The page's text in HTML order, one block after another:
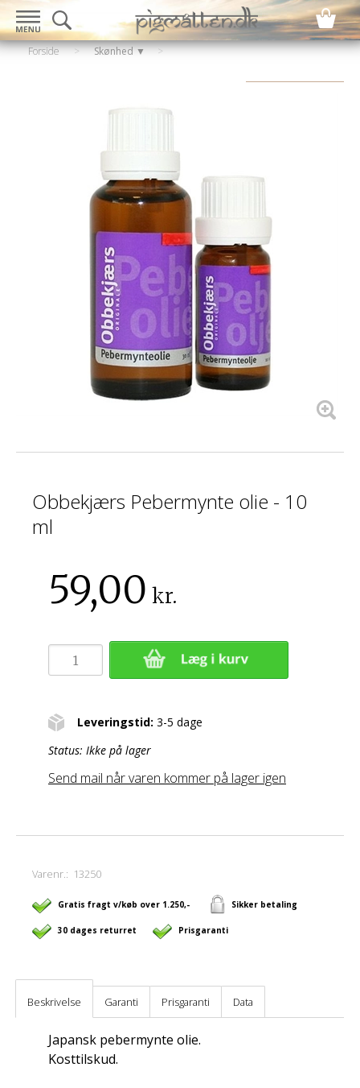
Forside > Skønhed ▼
Obbekjærs Pebermynte olie - 10
ml
59,00 kr.
Leveringstid: 3-5 dage
Status: Ikke på lager
Send mail når varen kommer på lager igen
Varenr.: 13250
Gratis fragt v/køb over 1.250,- Sikker betaling
30 dages returret Prisgaranti
Beskrivelse Garanti Prisgaranti Data
Japansk pebermynte olie.
Kosttilskud.